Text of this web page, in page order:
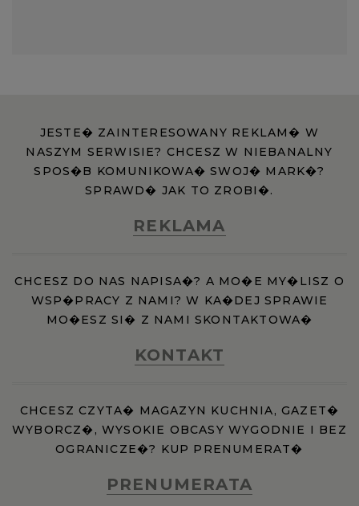
JESTE� ZAINTERESOWANY REKLAM� W
NASZYM SERWISIE? CHCESZ W NIEBANALNY
SPOS�B KOMUNIKOWA� SWOJ� MARK�?
SPRAWD� JAK TO ZROBI�.
REKLAMA
CHCESZ DO NAS NAPISA�? A MO�E MY�LISZ O
WSP�PRACY Z NAMI? W KA�DEJ SPRAWIE
MO�ESZ SI� Z NAMI SKONTAKTOWA�
KONTAKT
CHCESZ CZYTA� MAGAZYN KUCHNIA, GAZET�
WYBORCZ�, WYSOKIE OBCASY WYGODNIE I BEZ
OGRANICZE�? KUP PRENUMERAT�
PRENUMERATA